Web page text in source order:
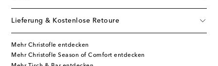
Lieferung & Kostenlose Retoure
Mehr Christofle entdecken
Mehr Christofle Season of Comfort entdecken